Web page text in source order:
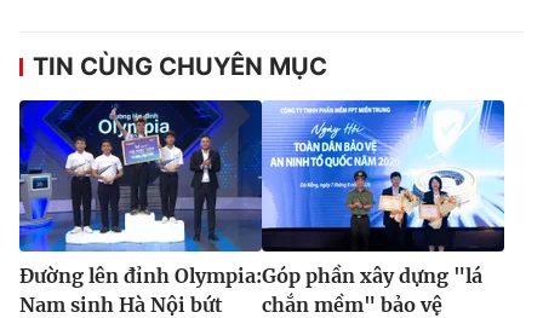
TIN CÙNG CHUYÊN MỤC
Đường lên đỉnh Olympia:
Nam sinh Hà Nội bứt
Góp phần xây dựng "lá
chắn mềm" bảo vệ